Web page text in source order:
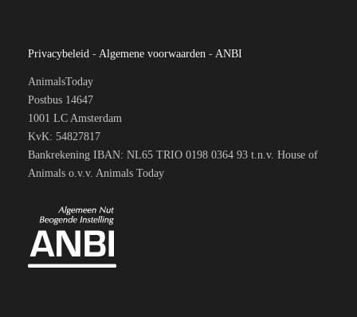
Privacybeleid - Algemene voorwaarden - ANBI
AnimalsToday
Postbus 14647
1001 LC Amsterdam
KvK: 54827817
Bankrekening IBAN: NL65 TRIO 0198 0364 93 t.n.v. House of
Animals o.v.v. Animals Today